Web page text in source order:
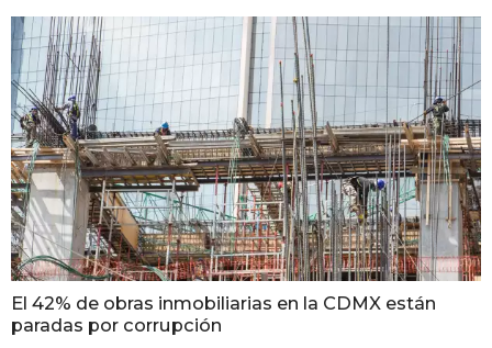
El 42% de obras inmobiliarias en la CDMX están
paradas por corrupción